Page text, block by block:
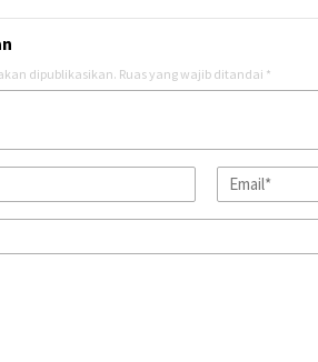
dipublikasikan. Ruas yang wajib ditandai *